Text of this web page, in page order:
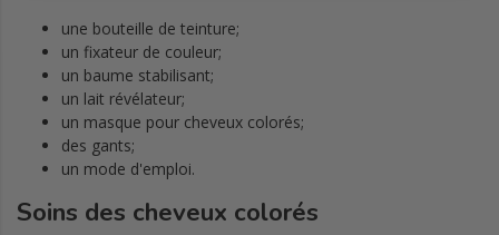
une bouteille de teinture;
un fixateur de couleur;
un baume stabilisant;
un lait révélateur;
un masque pour cheveux colorés;
des gants;
un mode d'emploi.
Soins des cheveux colorés